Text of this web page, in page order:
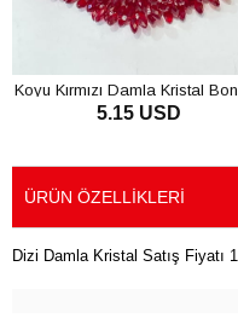
Koyu Kırmızı Damla Kristal
5.15 USD
ÜRÜN ÖZELLIKLERI
Dizi Damla Kristal Satış Fiyatı